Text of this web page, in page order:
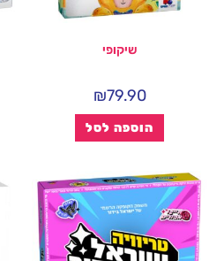
שיקופי
₪79.90
הוספה לסל